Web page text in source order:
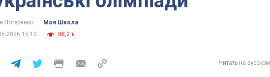
Потерянко
Моя Школа
15:10
88,2 т.
Читать на русском